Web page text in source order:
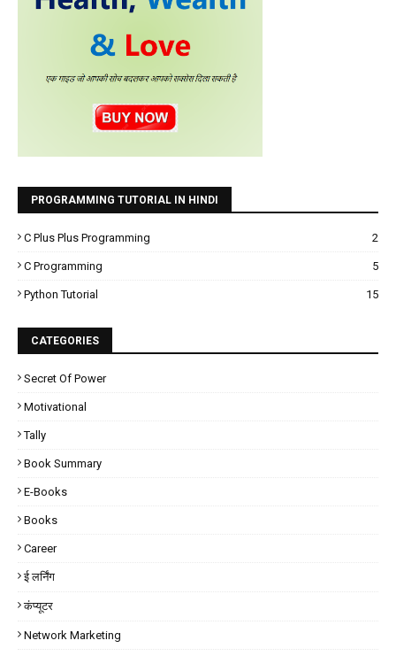
PROGRAMMING TUTORIAL IN HINDI
C Plus Plus Programming 2
C Programming 5
Python Tutorial 15
CATEGORIES
Secret Of Power
Motivational
Tally
Book Summary
E-Books
Books
Career
ई लर्निंग
कंप्यूटर
Network Marketing